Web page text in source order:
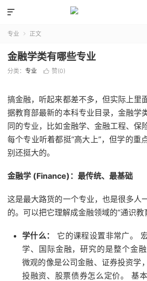

专业  正文
金融学类有哪些专业
分类： 专业  赞(0)
搞金融，听起来都差不多，但实际上里
据教育部最新的本科专业目录，金融学
同的专业，比如金融学、金融工程、保
每个专业听着都挺“高大上”，但学的重
别还挺大的。
金融学 (Finance)：最传统、最基础
这是最大路货的一个专业，也是很多人
的。可以把它理解成金融领域的“通识教
学什么：
它的课程设置非常广。
学、国际金融，研究的是整个金融
微观的像是公司金融、证券投资学
投融资、股票债券怎么定价。 基